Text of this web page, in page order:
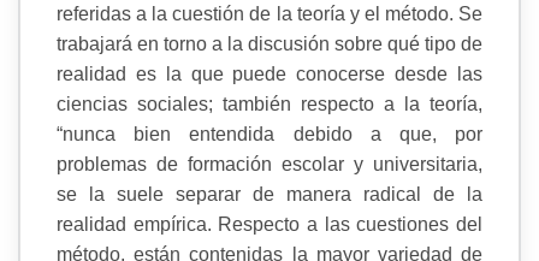
referidas a la cuestión de la teoría y el método. Se
trabajará en torno a la discusión sobre qué tipo de
realidad es la que puede conocerse desde las
ciencias sociales; también respecto a la teoría,
“nunca bien entendida debido a que, por
problemas de formación escolar y universitaria,
se la suele separar de manera radical de la
realidad empírica. Respecto a las cuestiones del
método, están contenidas la mayor variedad de